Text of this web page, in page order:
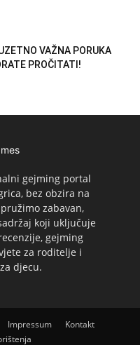
VAŽNA PORUKA
PROČITATI!
gejming portal
bez obzira na
zabavan,
koji uključuje
gejming
za roditelje i
djecu.
Impressum
Kontakt